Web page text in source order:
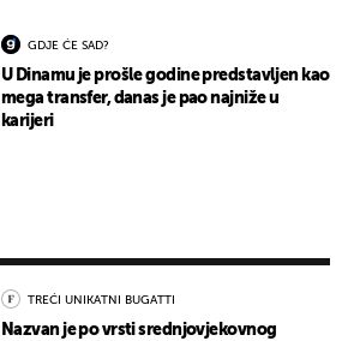
GDJE ĆE SAD?
U Dinamu je prošle godine predstavljen kao
mega transfer, danas je pao najniže u
karijeri
TREĆI UNIKATNI BUGATTI
Nazvan je po vrsti srednjovjekovnog